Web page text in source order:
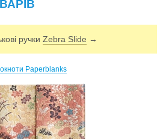
ручки Zebra Slide →
Paperblanks